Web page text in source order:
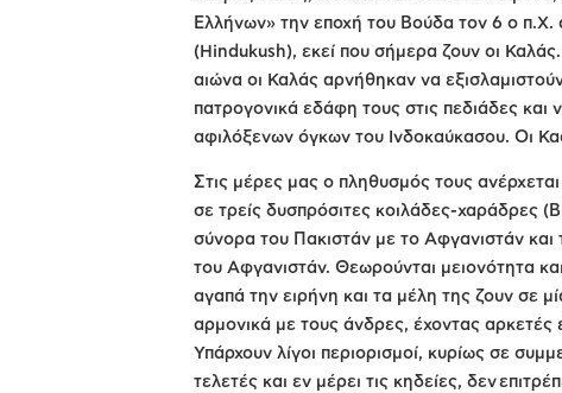
Ελλήνων» την εποχή του Βούδα τον 6 ο π.Χ.
(Hindukush), εκεί που σήμερα ζουν οι
αιώνα οι Καλάς αρνήθηκαν να
πατρογονικά εδάφη τους στις πεδιάδες
αφιλόξενων όγκων του Ινδοκαύκασου. Οι
Στις μέρες μας ο πληθυσμός τους
σε τρείς δυσπρόσιτες κοιλάδες-
σύνορα του Πακιστάν με το Αφγανιστάν και
του Αφγανιστάν. Θεωρούνται μειονότητα
αγαπά την ειρήνη και τα μέλη της ζουν σε
αρμονικά με τους άνδρες, έχοντας αρκετές
Υπάρχουν λίγοι περιορισμοί, κυρίως σε
τελετές και εν μέρει τις κηδείες, δεν